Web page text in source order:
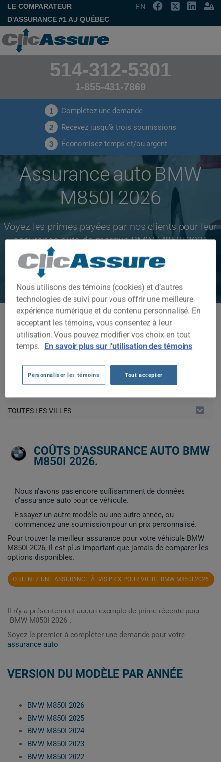
LE COMPARATEUR
D'ASSURANCE #1 AU QUÉBEC
EN
514-312-5301
1-855-431-7869
1 Complétez une demande
2 Recevez jusqu'à trois soumissions
3 Économisez temps et/ou argent
Assurance auto BMW
M850I 2026
Voyez les primes payées par nos clients pour leur
assurance auto de marque BMW M850I 2026
CLIQUEZ ICI POUR ÉCONOMISER SUR VOTRE
Modèles disponibles
M850I
TOUTES LES VILLES
COÛTS D'ASSURANCE AUTO BMW
M850I 2026.
Nous n'avons pas encore suffisamment de données
d'assurance auto pour ce véhicule.
Essayez un autre modèle ou une autre année, ou
commencez une soumission pour un prix personnalisé.
Pour trouver la meilleur assurance pour votre véhicule BMW
M850I 2026, il est plus important que jamais de comparer les
options disponibles.
OBTENEZ UNE ASSURANCE À BAS PRIX POUR VOTRE BMW M850I 2026
Il n'y a présentement aucun exemple de prime récente pour
"BMW M850I 2026".
Soyez le premier à compléter une demande pour votre
assurance auto
VERSION DU MODÈLE PAR ANNÉE
BMW M850I 2026
BMW M850I 2025
BMW M850I 2024
BMW M850I 2023
BMW M850I 2022
Nous utilisons des témoins (cookies) et d’autres
technologies de suivi pour vous offrir une meilleure
expérience numérique et du contenu personnalisé. En
acceptant les témoins, vous consentez à leur
utilisation. Vous pouvez modifier vos choix en tout
temps. En savoir plus sur l'utilisation des témoins
Personnaliser les témoins Tout accepter